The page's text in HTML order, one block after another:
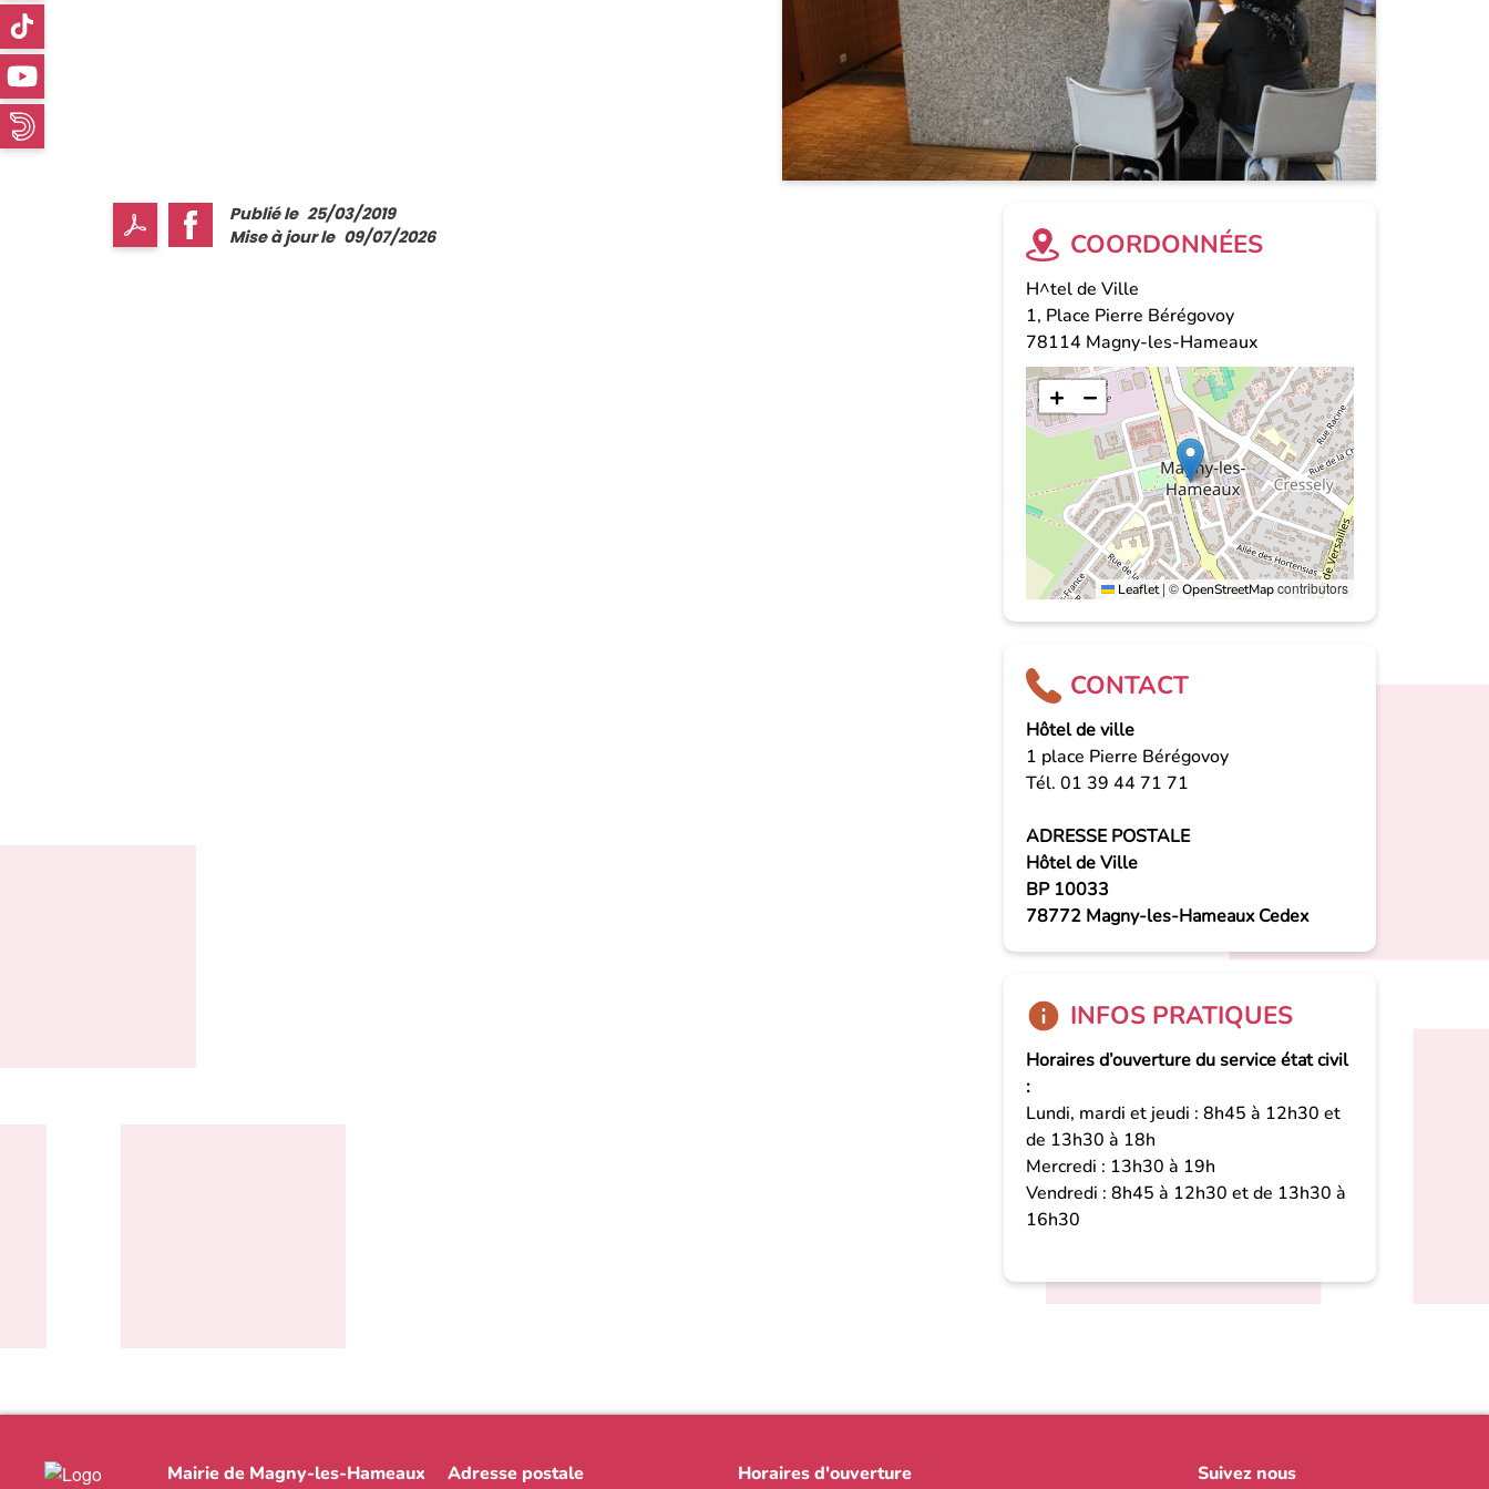
Publié le 25/03/2019
Mise à jour le 09/07/2026 COORDONNÉES
H^tel de Ville
1, Place Pierre Bérégovoy
78114 Magny-les-Hameaux
+ −
Leaflet | ©OpenStreetMapcontributors
CONTACT
Hôtel de ville
1 place Pierre Bérégovoy
Tél. 01 39 44 71 71
ADRESSE POSTALE
Hôtel de Ville
BP 10033
78772 Magny-les-Hameaux Cedex
INFOS PRATIQUES
Horaires d’ouverture du service état civil
:
Lundi, mardi et jeudi : 8h45 à 12h30 et
de 13h30 à 18h
Mercredi : 13h30 à 19h
Vendredi : 8h45 à 12h30 et de 13h30 à
16h30
Mairie de Magny-les-Hameaux Adresse postale Horaires d'ouverture Suivez nous